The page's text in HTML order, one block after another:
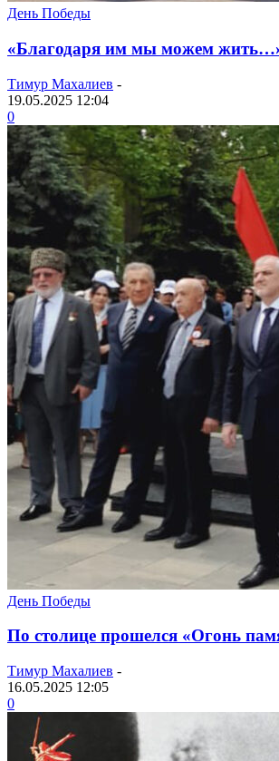
День Победы
«Благодаря им мы можем
Тимур Махалиев -
19.05.2025 12:04
0
День Победы
По столице прошелся «Огонь
Тимур Махалиев -
16.05.2025 12:05
0